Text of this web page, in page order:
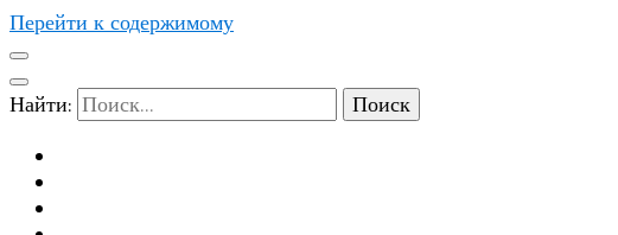
Перейти к содержимому
Найти: